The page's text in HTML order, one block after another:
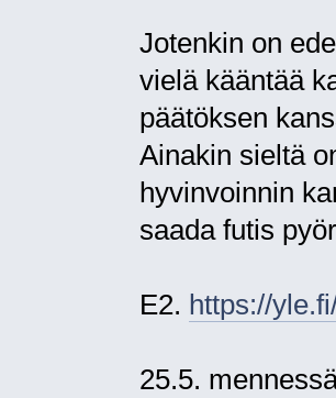
Jotenkin on
vielä kääntää
päätöksen
Ainakin sieltä
hyvinvoinnin
saada futis
E2. https://
25.5.